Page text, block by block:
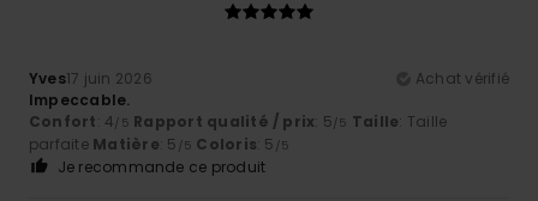
Yves17 juin 2026
Achat vérifié
Impeccable.
Confort: 4 /5 Rapport qualité / prix: 5 /5 Taille: Taille
parfaite Matière: 5 /5 Coloris: 5 /5
Je recommande ce produit